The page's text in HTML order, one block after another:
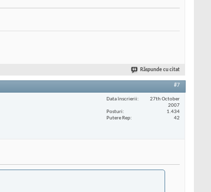
Răspunde cu citat
#7
Data înscrierii
27th October
2007
Posturi
1.434
Putere Rep
42